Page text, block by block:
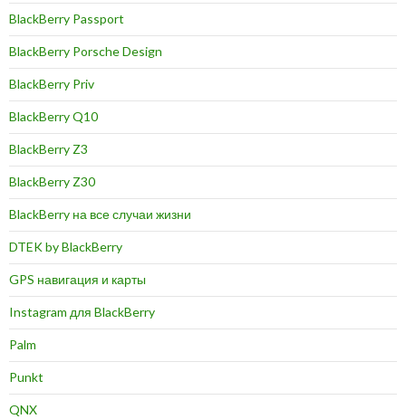
BlackBerry Passport
BlackBerry Porsche Design
BlackBerry Priv
BlackBerry Q10
BlackBerry Z3
BlackBerry Z30
BlackBerry на все случаи жизни
DTEK by BlackBerry
GPS навигация и карты
Instagram для BlackBerry
Palm
Punkt
QNX